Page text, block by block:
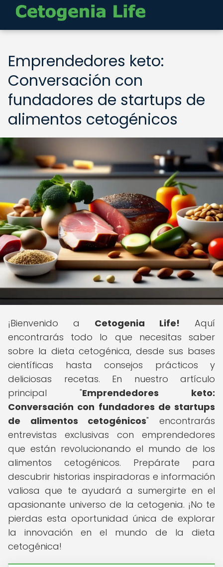
Emprendedores keto:
Conversación con
fundadores de startups de
alimentos cetogénicos
¡Bienvenido a Cetogenia Life! Aquí
encontrarás todo lo que necesitas saber
sobre la dieta cetogénica, desde sus bases
científicas hasta consejos prácticos y
deliciosas recetas. En nuestro artículo
principal "Emprendedores keto:
Conversación con fundadores de startups
de alimentos cetogénicos" encontrarás
entrevistas exclusivas con emprendedores
que están revolucionando el mundo de los
alimentos cetogénicos. Prepárate para
descubrir historias inspiradoras e información
valiosa que te ayudará a sumergirte en el
apasionante universo de la cetogenia. ¡No te
pierdas esta oportunidad única de explorar
la innovación en el mundo de la dieta
cetogénica!